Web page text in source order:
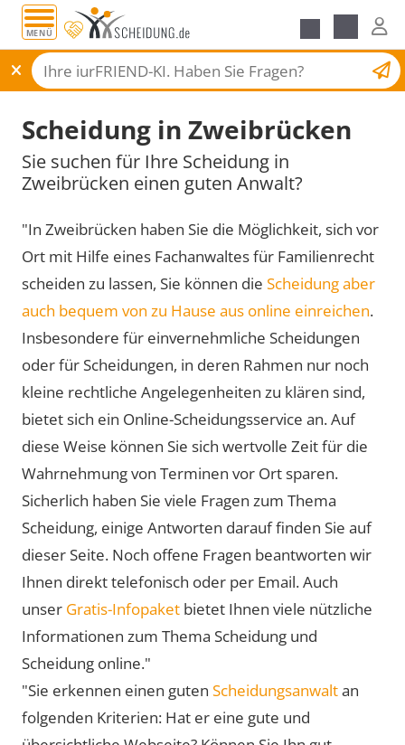
MENÜ
Scheidungsantrag
Scheidung in Zweibrücken
Sie suchen für Ihre Scheidung in
Zweibrücken einen guten Anwalt?
"In Zweibrücken haben Sie die Möglichkeit, sich vor
Ort mit Hilfe eines Fachanwaltes für Familienrecht
scheiden zu lassen, Sie können die Scheidung aber
auch bequem von zu Hause aus online einreichen.
Insbesondere für einvernehmliche Scheidungen
oder für Scheidungen, in deren Rahmen nur noch
kleine rechtliche Angelegenheiten zu klären sind,
bietet sich ein Online-Scheidungsservice an. Auf
diese Weise können Sie sich wertvolle Zeit für die
Wahrnehmung von Terminen vor Ort sparen.
Sicherlich haben Sie viele Fragen zum Thema
Scheidung, einige Antworten darauf finden Sie auf
dieser Seite. Noch offene Fragen beantworten wir
Ihnen direkt telefonisch oder per Email. Auch
unser Gratis-Infopaket bietet Ihnen viele nützliche
Informationen zum Thema Scheidung und
Scheidung online."
"Sie erkennen einen guten Scheidungsanwaltan
folgenden Kriterien: Hat er eine gute und